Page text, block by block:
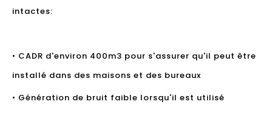
intactes:
• CADR d'environ 400m3 pour s'assurer qu'il peut être
installé dans des maisons et des bureaux
• Génération de bruit faible lorsqu'il est utilisé